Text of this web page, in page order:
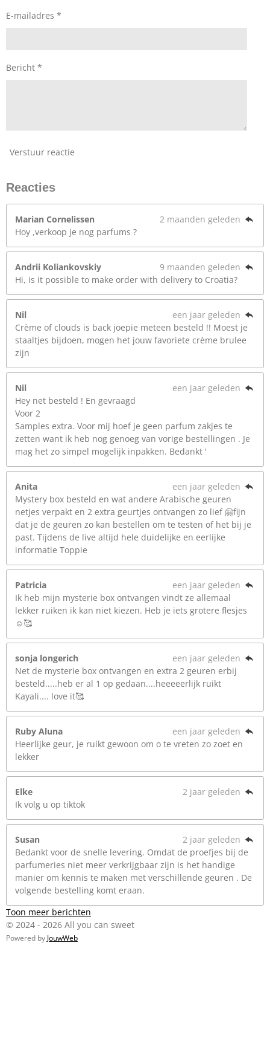
E-mailadres *
Bericht *
Verstuur reactie
Reacties
Marian Cornelissen
2 maanden geleden
Hoy ,verkoop je nog parfums ?
Andrii Koliankovskiy
9 maanden geleden
Hi, is it possible to make order with delivery to Croatia?
Nil
een jaar geleden
Crème of clouds is back joepie meteen besteld !! Moest je
staaltjes bijdoen, mogen het jouw favoriete crème brulee
zijn
Nil
een jaar geleden
Hey net besteld ! En gevraagd
Voor 2
Samples extra. Voor mij hoef je geen parfum zakjes te
zetten want ik heb nog genoeg van vorige bestellingen . Je
mag het zo simpel mogelijk inpakken. Bedankt '
Anita
een jaar geleden
Mystery box besteld en wat andere Arabische geuren
netjes verpakt en 2 extra geurtjes ontvangen zo lief 🤗fijn
dat je de geuren zo kan bestellen om te testen of het bij je
past. Tijdens de live altijd hele duidelijke en eerlijke
informatie Toppie
Patricia
een jaar geleden
Ik heb mijn mysterie box ontvangen vindt ze allemaal
lekker ruiken ik kan niet kiezen. Heb je iets grotere flesjes
☺️🥰
sonja longerich
een jaar geleden
Net de mysterie box ontvangen en extra 2 geuren erbij
besteld.....heb er al 1 op gedaan....heeeeerlijk ruikt
Kayali.... love it🥰
Ruby Aluna
een jaar geleden
Heerlijke geur, je ruikt gewoon om o te vreten zo zoet en
lekker
Elke
2 jaar geleden
Ik volg u op tiktok
Susan
2 jaar geleden
Bedankt voor de snelle levering. Omdat de proefjes bij de
parfumeries niet meer verkrijgbaar zijn is het handige
manier om kennis te maken met verschillende geuren . De
volgende bestelling komt eraan.
Toon meer berichten
© 2024 - 2026 All you can sweet
Powered by JouwWeb